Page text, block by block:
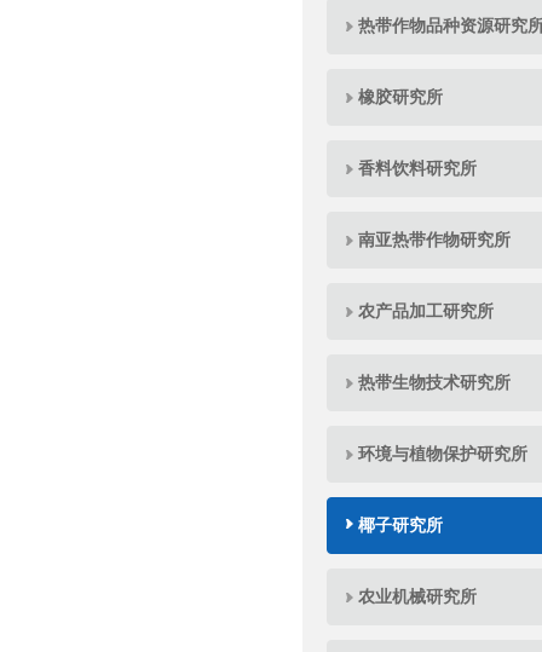
热带作物品种资源研究
橡胶研究所
香料饮料研究所
南亚热带作物研究所
农产品加工研究所
热带生物技术研究所
环境与植物保护研究所
椰子研究所
农业机械研究所